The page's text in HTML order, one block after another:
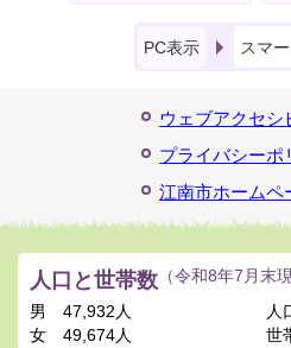
PC表示 スマ
ウェブアクセシ
プライバシーポ
江南市ホームペ
人口と世帯数 （令和8年7月末
男
47,932人
女
49,674人
人
世